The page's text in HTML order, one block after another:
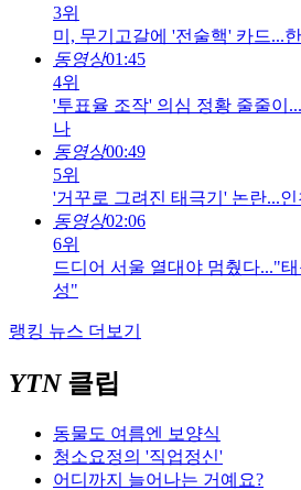
3위
미, 무기고갈에 '전술핵' 카드...
동영상01:45
4위
'투표율 조작' 의심 정황 줄줄이
나
동영상00:49
5위
'거꾸로 그려진 태극기' 논란...
동영상02:06
6위
드디어 서울 열대야 멈췄다..."
성"
랭킹 뉴스 더보기
YTN클립
동물도 여름엔 보양식
청소요정의 '직업정신'
어디까지 늘어나는 거예요?